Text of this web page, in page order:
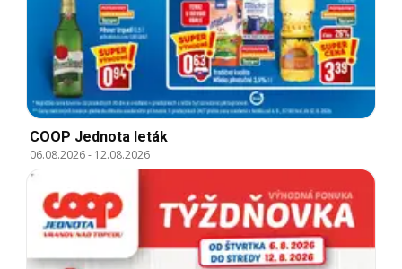
COOP Jednota leták
06.08.2026- 12.08.2026